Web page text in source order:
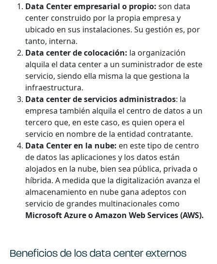
Data Center empresarial o propio: son data
center construido por la propia empresa y
ubicado en sus instalaciones. Su gestión es, por
tanto, interna.
Data center de colocación: la organización
alquila el data center a un suministrador de este
servicio, siendo ella misma la que gestiona la
infraestructura.
Data center de servicios administrados: la
empresa también alquila el centro de datos a un
tercero que, en este caso, es quien opera el
servicio en nombre de la entidad contratante.
Data Center en la nube: en este tipo de centro
de datos las aplicaciones y los datos están
alojados en la nube, bien sea pública, privada o
híbrida. A medida que la digitalización avanza el
almacenamiento en nube gana adeptos con
servicio de grandes multinacionales como
Microsoft Azure o Amazon Web Services (AWS).
Beneficios de los data center externos